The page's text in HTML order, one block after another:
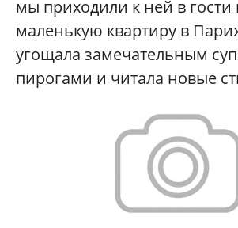
мы приходили к ней в гости
маленькую квартиру в
угощала замечательным
пирогами и читала новые